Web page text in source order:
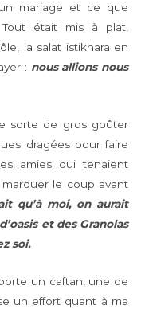
mariage et ce que
était mis à plat,
la salat istikhara en
: nous allions nous
sorte de gros goûter
dragées pour faire
amies qui tenaient
le coup avant
qu’à moi, on aurait
et des Granolas
soi.
un caftan, une de
un effort quant à ma